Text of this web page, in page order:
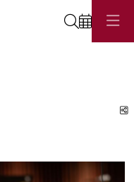
Cerca